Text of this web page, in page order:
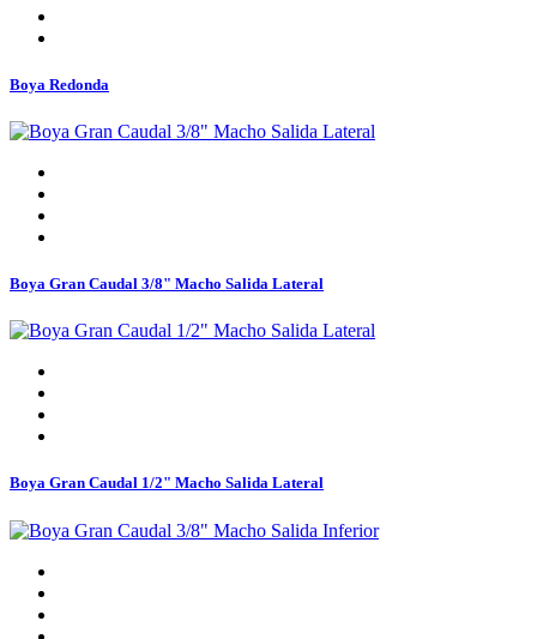
Boya Redonda
Boya Gran Caudal 3/8" Macho Salida Lateral
Boya Gran Caudal 1/2" Macho Salida Lateral